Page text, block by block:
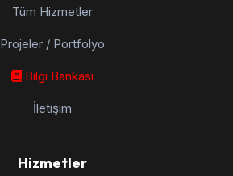
Tüm Hizmetler
Projeler / Portfolyo
Bilgi Bankası
İletişim
Hizmetler